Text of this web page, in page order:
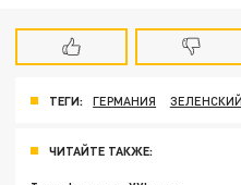
ТЕГИ: ГЕРМАНИЯ ЗЕЛЕНСКИЙ
ЧИТАЙТЕ ТАКЖЕ: